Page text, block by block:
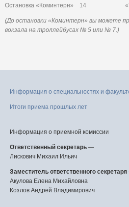
Остановка «Коминтерн»
14
(До остановки «Коминтерн» вы можете
вокзала на троллейбусах № 5 или № 7.)
Информация о специальностях и
Итоги приема прошлых лет
Информация о приемной комиссии
Ответственный секретарь —
Лискович Михаил Ильич
Заместитель ответственного секретаря
Акулова Елена Михайловна
Козлов Андрей Владимирович